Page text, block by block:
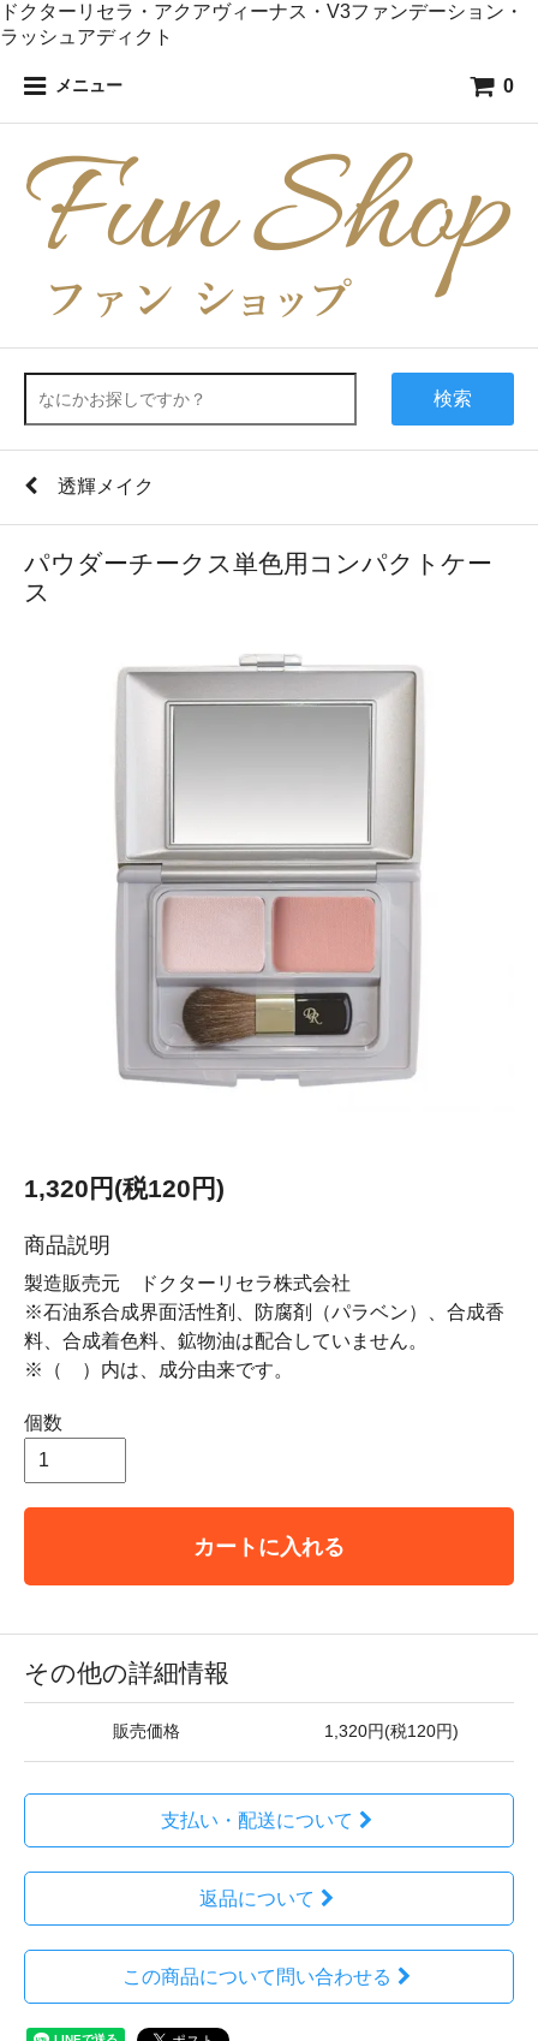
ドクターリセラ・アクアヴィーナス・V3ファンデーション・
ラッシュアディクト
メニュー 0
検索
透輝メイク
パウダーチークス単色用コンパクトケー
ス
1,320円(税120円)
商品説明
製造販売元 ドクターリセラ株式会社
※石油系合成界面活性剤、防腐剤（パラベン）、合成香
料、合成着色料、鉱物油は配合していません。
※（ ）内は、成分由来です。
個数
カートに入れる
その他の詳細情報
販売価格 1,320円(税120円)
支払い・配送について
返品について
この商品について問い合わせる